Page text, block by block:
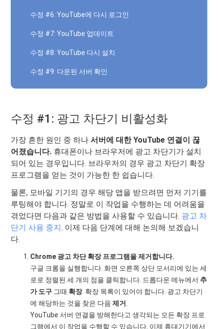
수정 #6: YouTube에 다시 로그인
수정 #7: YouTube 업데이트
수정 #8: YouTube 다시 설치
수정 #9: 다운된 서버 확인
수정 #1: 광고 차단기 비활성화
가장 흔한 원인 중 하나서버에 대한 YouTube 연결이 끊
어졌습니다. 휴대폰이나 브라우저에 광고 차단기가 설치
되어 있는 경우입니다. 브라우저의 경우 광고 차단기 확장
프로그램을 얻는 것이 가능한 한 쉽습니다.
물론, 모바일 기기의 경우 해당 앱을 받으려면 먼저 기기를
루팅해야 합니다. 정말로 이 작업을 수행하는 데 어려움을
겪었다면 다음과 같은 방법을 사용할 수 있습니다. 광고 차
단기 사용 중지. 이제 다음 단계에 대해 논의해 보겠습니
다.
Chrome 광고 차단 확장 프로그램을 제거합니다.
구글 크롬을 실행합니다. 화면 오른쪽 상단 모서리에 있는 세
로로 정렬된 세 개의 점을 클릭합니다. 드롭다운 메뉴에서 추
가 도구 그때 확장. 확장 목록이 있어야 합니다. 광고 차단기
에 해당하는 것을 찾은 다음제거
YouTube 서버 연결을 방해한다고 생각되는 모든 확장 프로
그램에서 이 작업을 수행할 수 있습니다. 이제 휴대기기에서